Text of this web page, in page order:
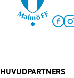
HUVUDPARTNERS